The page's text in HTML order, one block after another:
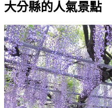
大分縣的人氣景點